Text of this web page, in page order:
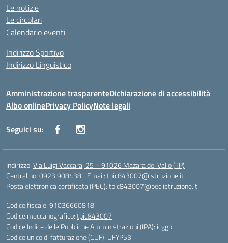
Le notizie
Le circolari
Calendario eventi
Indirizzo Sportivo
Indirizzo Linguistico
Amministrazione trasparenteDichiarazione di accessibilità
Albo onlinePrivacy PolicyNote legali
Seguici su:
Indirizzo:Via Luigi Vaccara, 25 – 91026 Mazara del Vallo (TP)
Centralino:0923 908438 Email:tpic843007@istruzione.it
Posta elettronica certificata (PEC):tpic843007@pec.istruzione.it
Codice fiscale: 91036660818
Codice meccanografico:tpic843007
Codice Indice delle Pubbliche Amministrazioni (IPA): icggp
Codice unico di fatturazione (CUF): UFYPS3